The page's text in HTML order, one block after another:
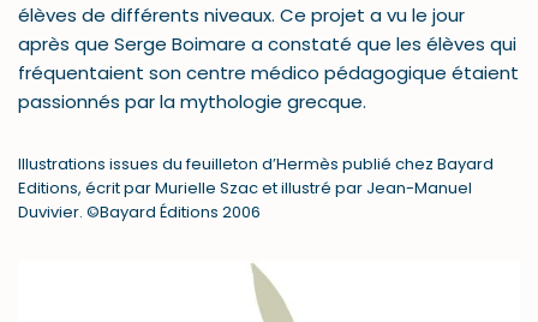
élèves de différents niveaux. Ce projet a vu le jour
après que Serge Boimare a constaté que les élèves qui
fréquentaient son centre médico pédagogique étaient
passionnés par la mythologie grecque.
Illustrations issues du feuilleton d’Hermès publié chez Bayard
Editions, écrit par Murielle Szac et illustré par Jean-Manuel
Duvivier. ©Bayard Éditions 2006